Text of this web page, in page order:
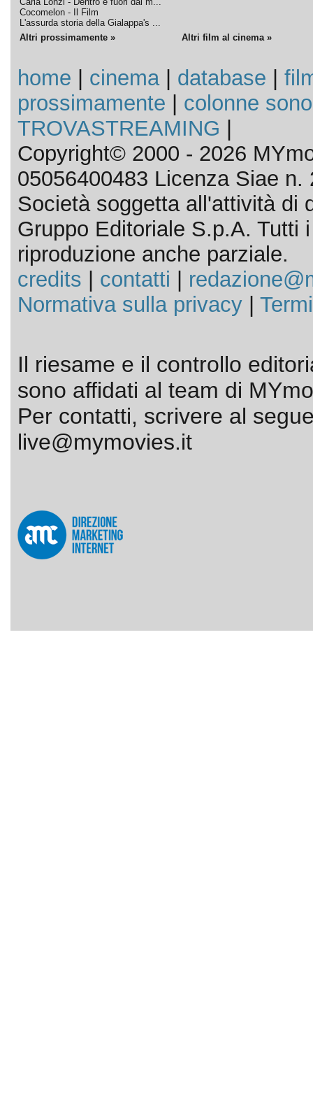
Cocomelon - Il Film
L'assurda storia della Gialappa's ...
Altri prossimamente »
Altri film al cinema »
home cinema| database
prossimamente
colonne
TROVASTREAMING
Copyright© 2000 - 2026
05056400483 Licenza Siae n.
Società soggetta all'attività di
Gruppo Editoriale S.p.A. Tutti
riproduzione anche parziale.
credits
contatti
Normativa sulla privacy|
Il riesame e il controllo
sono affidati al team di
Per contatti, scrivere al
live@mymovies.it